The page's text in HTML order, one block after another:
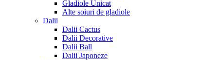
Gladiole Unicat
Alte soiuri de gladiole
Dalii
Dalii Cactus
Dalii Decorative
Dalii Ball
Dalii Japoneze